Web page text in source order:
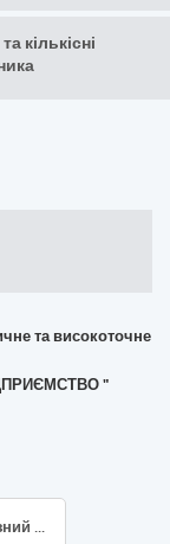
кількісні
та високоточне
"
Лічильник електричної енергії (однофазний інтервальний («smart») двоелементний лічильник електричної енергії типу НіК2104АР2Т 1802 або еквівалент)